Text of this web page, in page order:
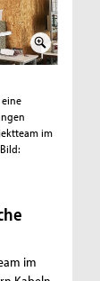
im
im